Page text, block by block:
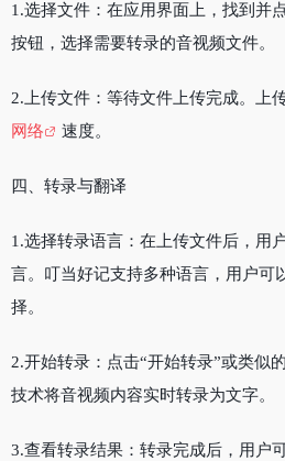
1.选择文件：在应用界面上，找到并
按钮，选择需要转录的音视频文件。
2.上传文件：等待文件上传完成。上
网络
速度。
四、转录与翻译
1.选择转录语言：在上传文件后，用
言。叮当好记支持多种语言，用户可
择。
2.开始转录：点击“开始转录”或类似
技术将音视频内容实时转录为文字。
3.查看转录结果：转录完成后，用户